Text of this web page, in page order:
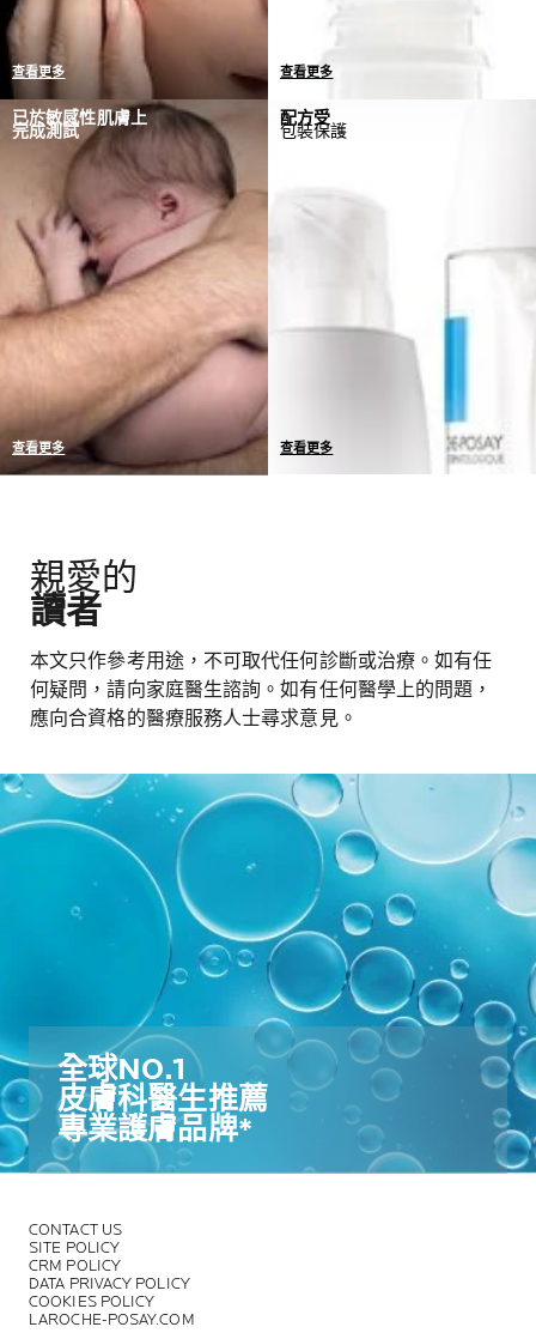
查看更多
唯一標準 = 零敏感反應
如果檢測到任何敏感反應個
案，我們會回到實驗室重新
制定配方
查看更多
我們與皮膚科醫生和毒理學
家合作研發產品，當中僅蘊
發揮活性功效。
已於敏感性肌膚上
完成測試
查看更多
配方受
包裝保護
查看更多
親愛的
讀者
本文只作參考用途，不可取代任何診斷或治療。如有任
何疑問，請向家庭醫生諮詢。如有任何醫學上的問題，
應向合資格的醫療服務人士尋求意見。
全球NO.1​
皮膚科醫生推薦​
專業護膚品牌*​
CONTACT US
SITE POLICY
CRM POLICY
DATA PRIVACY POLICY
COOKIES POLICY
LAROCHE-POSAY.COM